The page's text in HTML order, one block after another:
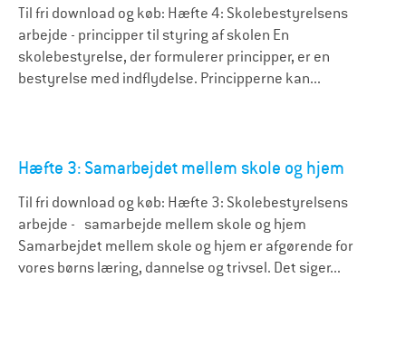
Til fri download og køb: Hæfte 4: Skolebestyrelsens
arbejde - principper til styring af skolen En
skolebestyrelse, der formulerer principper, er en
bestyrelse med indflydelse. Principperne kan...
Hæfte 3: Samarbejdet mellem skole og hjem
Til fri download og køb: Hæfte 3: Skolebestyrelsens
arbejde - samarbejde mellem skole og hjem
Samarbejdet mellem skole og hjem er afgørende for
vores børns læring, dannelse og trivsel. Det siger...